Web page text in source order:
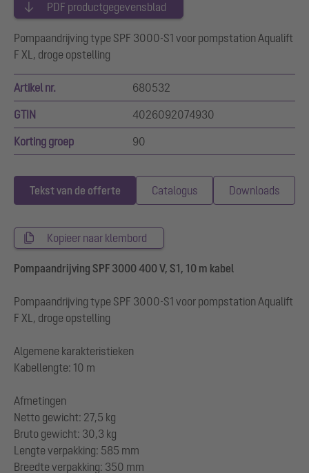
PDF productgegevensblad
Pompaandrijving type SPF 3000-S1 voor pompstation Aqualift
F XL, droge opstelling
Artikel nr. 680532
GTIN 4026092074930
Korting groep 90
Tekst van de offerte Catalogus Downloads
Kopieer naar klembord
Pompaandrijving SPF 3000 400 V, S1, 10 m kabel
Pompaandrijving type SPF 3000-S1 voor pompstation Aqualift
F XL, droge opstelling
Algemene karakteristieken
Kabellengte: 10 m
Afmetingen
Netto gewicht: 27,5 kg
Bruto gewicht: 30,3 kg
Lengte verpakking: 585 mm
Breedte verpakking: 350 mm